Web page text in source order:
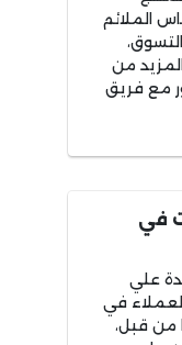
الملائم
من
مع فريق
في
علي
في
من قبل،